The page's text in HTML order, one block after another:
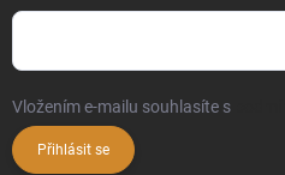
Vložením e-mailu souhlasíte s
Přihlásit se